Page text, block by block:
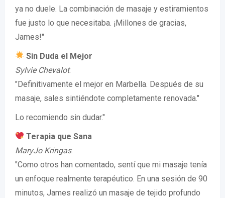
ya no duele. La combinación de masaje y estiramientos
fue justo lo que necesitaba. ¡Millones de gracias,
James!"
Sin Duda el Mejor
Sylvie Chevalot:
"Definitivamente el mejor en Marbella. Después de su
masaje, sales sintiéndote completamente renovada."
Lo recomiendo sin dudar."
Terapia que Sana
MaryJo Kringas:
"Como otros han comentado, sentí que mi masaje tenía
un enfoque realmente terapéutico. En una sesión de 90
minutos, James realizó un masaje de tejido profundo